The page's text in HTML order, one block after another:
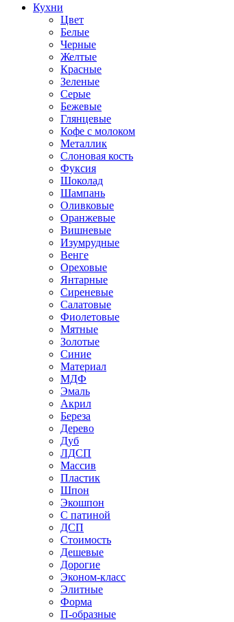
Кухни
Цвет
Белые
Черные
Желтые
Красные
Зеленые
Серые
Бежевые
Глянцевые
Кофе с молоком
Металлик
Слоновая кость
Фуксия
Шоколад
Шампань
Оливковые
Оранжевые
Вишневые
Изумрудные
Венге
Ореховые
Янтарные
Сиреневые
Салатовые
Фиолетовые
Мятные
Золотые
Синие
Материал
МДФ
Эмаль
Акрил
Береза
Дерево
Дуб
ЛДСП
Массив
Пластик
Шпон
Экошпон
С патиной
ДСП
Стоимость
Дешевые
Дорогие
Эконом-класс
Элитные
Форма
П-образные